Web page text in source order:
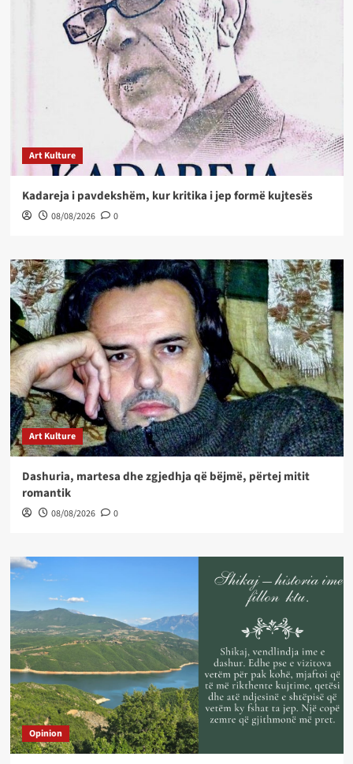
Art Kulture
Kadareja i pavdekshëm, kur kritika i jep formë kujtesës
08/08/2026 0
Art Kulture
Dashuria, martesa dhe zgjedhja që bëjmë, përtej mitit
romantik
08/08/2026 0
Opinion